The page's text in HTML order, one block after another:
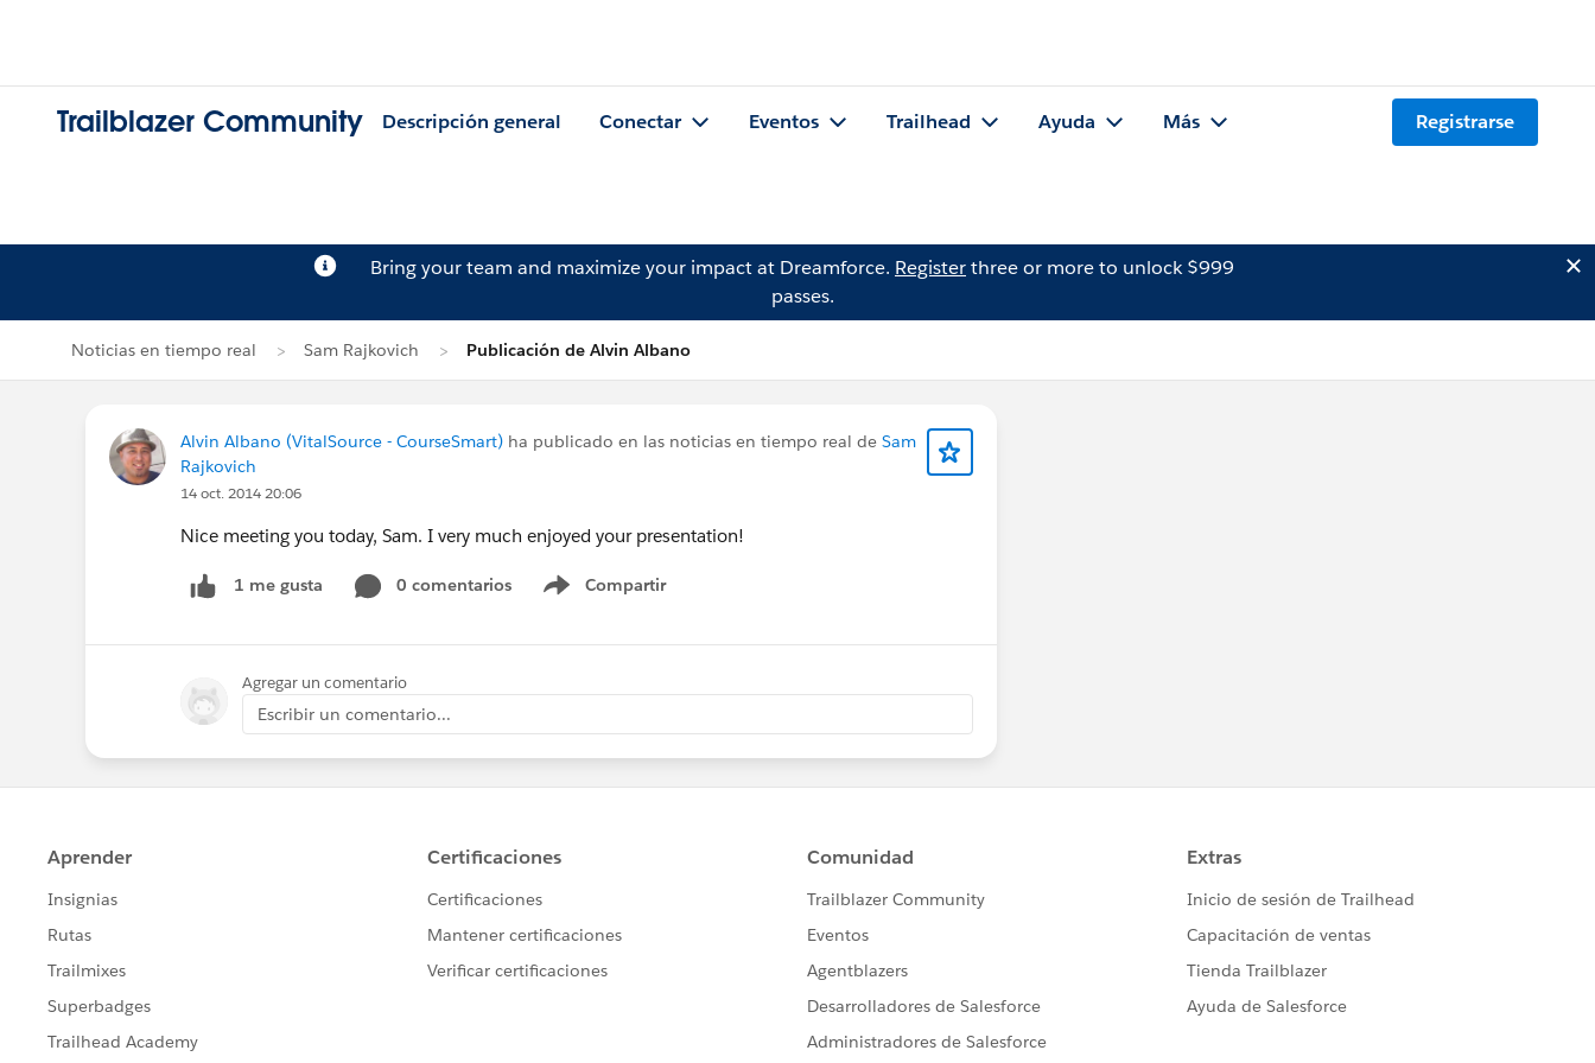
Trailblazer Community Descripción general Conectar Eventos Trailhead Ayuda Más Registrarse
Bring your team and maximize your impact at Dreamforce. Registerthree or more to unlock $999
passes.
Noticias en tiempo real Sam Rajkovich Publicación de Alvin Albano
Alvin Albano (VitalSource - CourseSmart) ha publicado en las noticias en tiempo real de Sam
Rajkovich
14 oct. 2014 20:06
Nice meeting you today, Sam. I very much enjoyed your presentation!
1 me gusta 0 comentarios Compartir
Show menu
Agregar un comentario
Escribir un comentario...